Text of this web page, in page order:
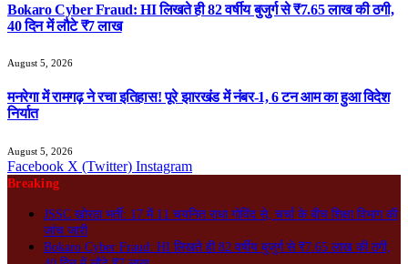
Bokaro Cyber Fraud: HI लिखते ही 82 वर्षीय बुजुर्ग से ₹7.65 लाख की ठगी,
40 दिन में लौटे ₹7 लाख
August 5, 2026
मनरेगा में रामगढ़ ने रचा इतिहास! पूरे झारखंड में नंबर-1, 6 टन आम का हुआ विदेश
निर्यात
August 5, 2026
Facebook X (Twitter) Instagram
Breaking
JSSC खोरठा भर्ती: 17 में 11 चयनित राधा गोविंद से, चर्चा के बीच शिक्षा विभाग की
जांच जारी
Bokaro Cyber Fraud: HI लिखते ही 82 वर्षीय बुजुर्ग से ₹7.65 लाख की ठगी,